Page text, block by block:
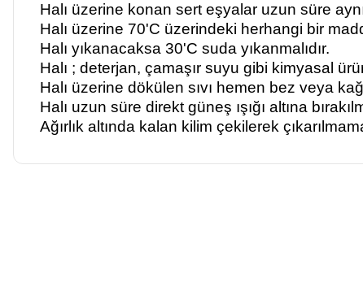
Halı üzerine konan sert eşyalar uzun süre aynı
Halı üzerine 70'C üzerindeki herhangi bir
Halı yıkanacaksa 30'C suda yıkanmalıdır.
Halı ; deterjan, çamaşır suyu gibi kimyasal
Halı üzerine dökülen sıvı hemen bez veya
Halı uzun süre direkt güneş ışığı altına
Ağırlık altında kalan kilim çekilerek